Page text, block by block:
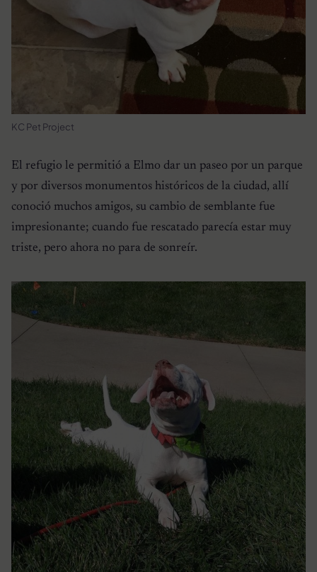
KC Pet Project
El refugio le permitió a Elmo dar un paseo por un parque
y por diversos monumentos históricos de la ciudad, allí
conoció muchos amigos, su cambio de semblante fue
impresionante; cuando fue rescatado parecía estar muy
triste, pero ahora no para de sonreír.